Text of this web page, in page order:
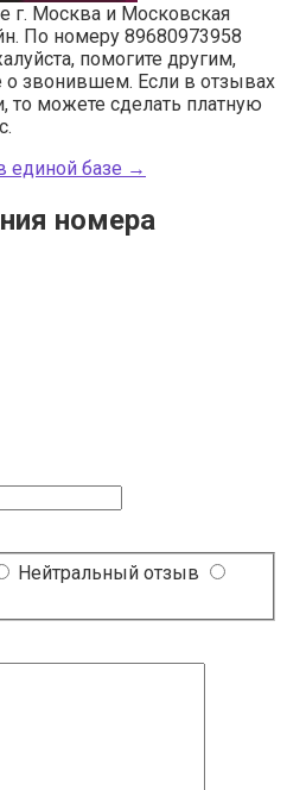
г. Москва и Московская
По номеру 89680973958
помогите другим,
о звонившем. Если в отзывах
то можете сделать платную
единой базе →
номера
Нейтральный отзыв